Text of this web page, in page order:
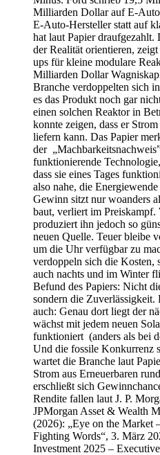
Milliarden Dollar auf E-
E-Auto-Hersteller statt auf
hat laut Papier
der Realität orientieren,
ups für kleine modulare
Milliarden Dollar
Branche verdoppelten sich
es das Produkt noch gar
einen solchen Reaktor in
konnte zeigen, dass er
liefern kann. Das Papier
der
funktionierende
dass sie eines Tages
also nahe, die
Gewinn sitzt nur woanders
baut, verliert im Preiskampf.
produziert ihn jedoch so
neuen Quelle. Teuer bleibe
um die Uhr verfügbar zu
verdoppeln sich die Kosten,
auch nachts und im Winter
Befund des Papiers: Nicht
sondern die Zuverlässigkeit.
auch: Genau dort liegt der
wächst mit jedem neuen
funktioniert (anders als bei
Und die fossile Konkurrenz
wartet die Branche laut
Strom aus Erneuerbaren
erschließt sich
Rendite fallen laut J. P.
JPMorgan Asset & Wealth
(2026): „Eye on the Market
Fighting Words“, 3. März
Investment 2025 –